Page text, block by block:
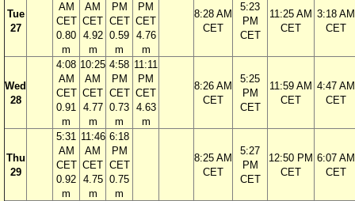
Tue
27
AM
CET
0.80
m
AM
CET
4.92
m
PM
CET
0.59
m
PM
CET
4.76
m
8:28 AM
CET
5:23
PM
CET
11:25 AM
CET
3:18 AM
CET
Wed
28
4:08
AM
CET
0.91
m
10:25
AM
CET
4.77
m
4:58
PM
CET
0.73
m
11:11
PM
CET
4.63
m
8:26 AM
CET
5:25
PM
CET
11:59 AM
CET
4:47 AM
CET
Thu
29
5:31
AM
CET
0.92
m
11:46
AM
CET
4.75
m
6:18
PM
CET
0.75
m
8:25 AM
CET
5:27
PM
CET
12:50 PM
CET
6:07 AM
CET